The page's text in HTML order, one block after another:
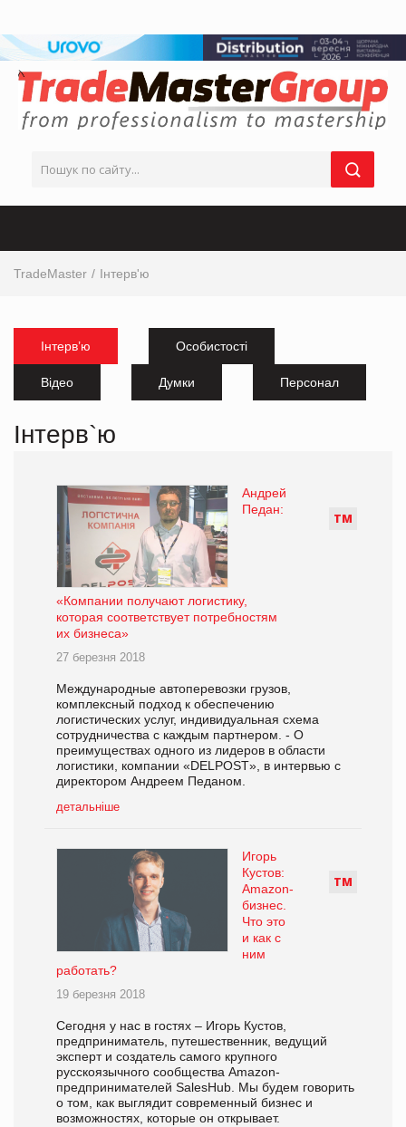
TradeMaster Інтерв'ю
Інтерв’ю Особистості
Відео Думки Персонал
Інтерв`ю
ТМ
Андрей
Педан:
«Компании получают логистику,
которая соответствует потребностям
их бизнеса»
27 березня 2018
Международные автоперевозки грузов,
комплексный подход к обеспечению
логистических услуг, индивидуальная схема
сотрудничества с каждым партнером. - О
преимуществах одного из лидеров в области
логистики, компании «DELPOST», в интервью с
директором Андреем Педаном.
детальніше
ТМ
Игорь
Кустов:
Amazon-
бизнес.
Что это
и как с
ним
работать?
19 березня 2018
Сегодня у нас в гостях – Игорь Кустов,
предприниматель, путешественник, ведущий
эксперт и создатель самого крупного
русскоязычного сообщества Amazon-
предпринимателей SalesHub. Мы будем говорить
о том, как выглядит современный бизнес и
возможностях, которые он открывает.